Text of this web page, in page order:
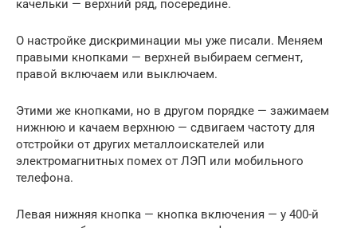
качельки — верхний ряд, посередине.
О настройке дискриминации мы уже писали. Меняем
правыми кнопками — верхней выбираем сегмент,
правой включаем или выключаем.
Этими же кнопками, но в другом порядке — зажимаем
нижнюю и качаем верхнюю — сдвигаем частоту для
отстройки от других металлоискателей или
электромагнитных помех от ЛЭП или мобильного
телефона.
Левая нижняя кнопка — кнопка включения — у 400-й